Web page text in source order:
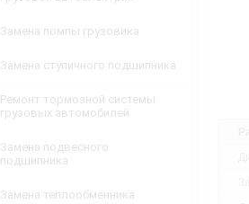
Замена помпы грузовика
Замена ступичного подшипника
Ремонт тормозной системы
грузовых автомобилей
Замена подвесного
подшипника
Замена теплообменника